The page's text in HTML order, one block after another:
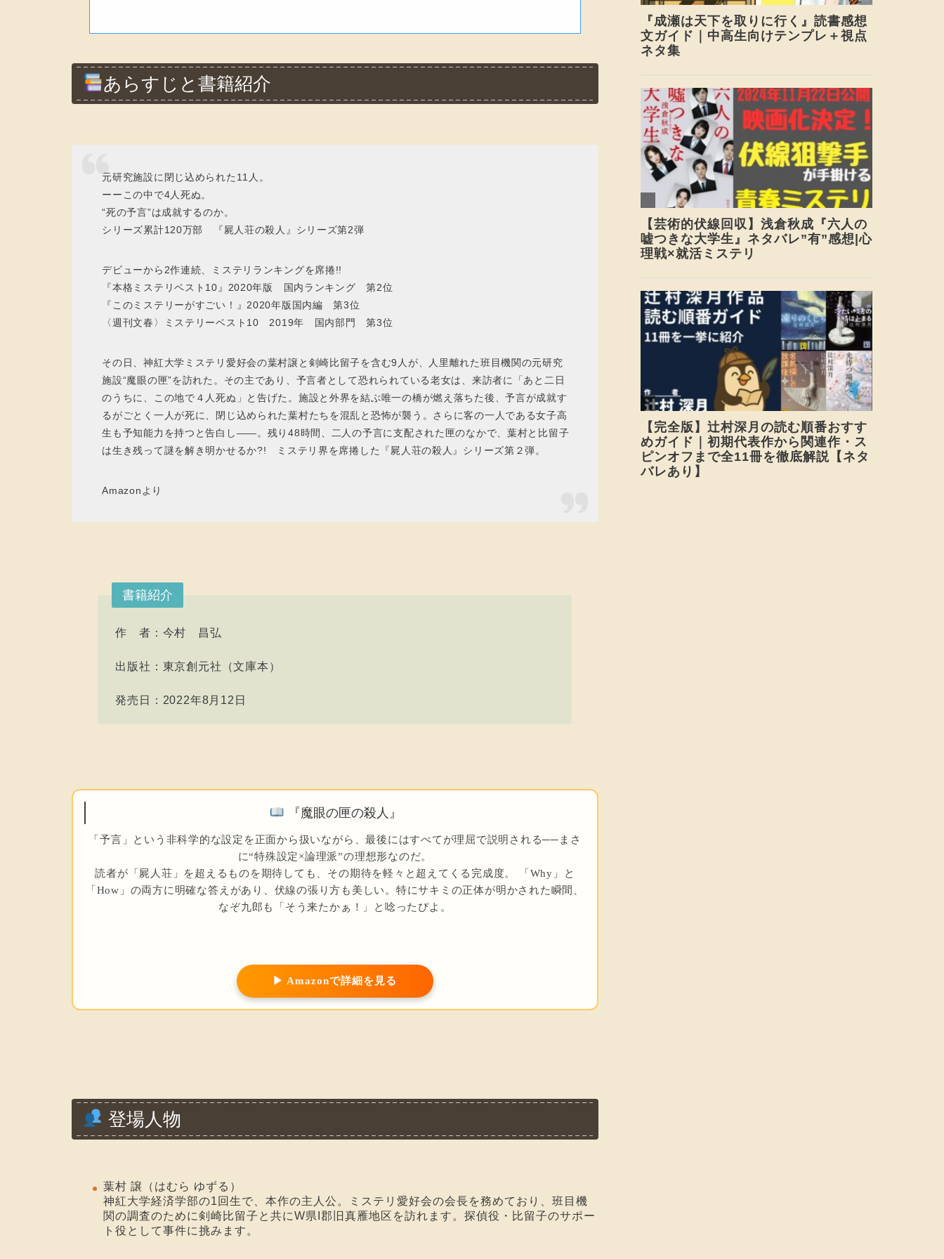
あらすじと書籍紹介
元研究施設に閉じ込められた11人。
ーーこの中で4人死ぬ。
“死の予言”は成就するのか。
シリーズ累計120万部 『屍人荘の殺人』シリーズ第2弾
デビューから2作連続、ミステリランキングを席捲!!
『本格ミステリベスト10』2020年版 国内ランキング 第2位
『このミステリーがすごい！』2020年版国内編 第3位
〈週刊文春〉ミステリーベスト10 2019年 国内部門 第3位
その日、神紅大学ミステリ愛好会の葉村譲と剣崎比留子を含む9人が、人里離れた班目機関の元研究
施設“魔眼の匣”を訪れた。その主であり、予言者として恐れられている老女は、来訪者に「あと二日
のうちに、この地で４人死ぬ」と告げた。施設と外界を結ぶ唯一の橋が燃え落ちた後、予言が成就す
るがごとく一人が死に、閉じ込められた葉村たちを混乱と恐怖が襲う。さらに客の一人である女子高
生も予知能力を持つと告白し――。残り48時間、二人の予言に支配された匣のなかで、葉村と比留子
は生き残って謎を解き明かせるか?! ミステリ界を席捲した『屍人荘の殺人』シリーズ第２弾。
Amazonより
書籍紹介
作 者：今村 昌弘
出版社：東京創元社（文庫本）
発売日：2022年8月12日
『魔眼の匣の殺人』
「予言」という非科学的な設定を正面から扱いながら、最後にはすべてが理屈で説明される──まさ
に“特殊設定×論理派”の理想形なのだ。
読者が「屍人荘」を超えるものを期待しても、その期待を軽々と超えてくる完成度。 「Why」と
「How」の両方に明確な答えがあり、伏線の張り方も美しい。特にサキミの正体が明かされた瞬間、
なぞ九郎も「そう来たかぁ！」と唸ったぴよ。
▶ Amazonで詳細を見る
登場人物
葉村 譲（はむら ゆずる）
神紅大学経済学部の1回生で、本作の主人公。ミステリ愛好会の会長を務めており、班目機
関の調査のために剣崎比留子と共にW県I郡旧真雁地区を訪れます。探偵役・比留子のサポー
ト役として事件に挑みます。